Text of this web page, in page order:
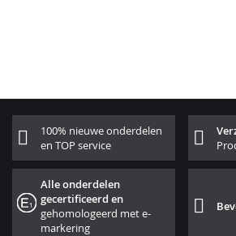
100% nieuwe onderdelen
en TOP service
Alle onderdelen
gecertificeerd en
gehomologeerd met e-
markering